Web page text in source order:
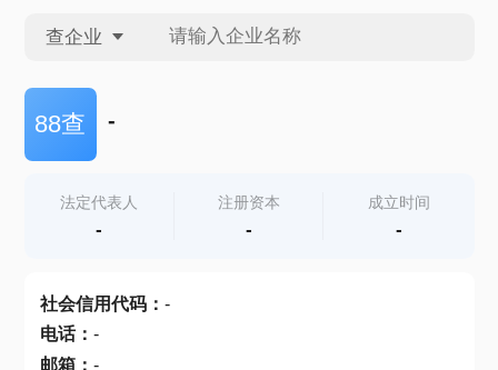
查企业
查企业
查产地
88查 -
法定代表人
-
注册资本
-
成立时间
-
社会信用代码： -
电话： -
邮箱： -